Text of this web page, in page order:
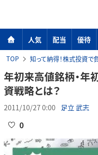
人気 配当 優待
TOP 知って納得！株式投資
年初来高値銘柄・年
資戦略とは？
2011/10/27 0:00 足立 武志
0